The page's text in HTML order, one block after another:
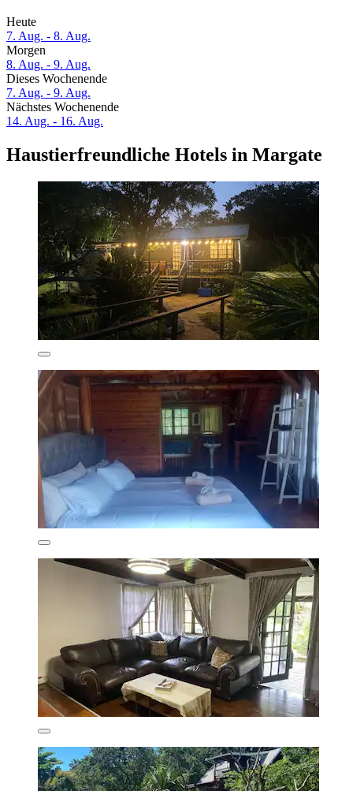
Heute
7. Aug. - 8. Aug.
Morgen
8. Aug. - 9. Aug.
Dieses Wochenende
7. Aug. - 9. Aug.
Nächstes Wochenende
14. Aug. - 16. Aug.
Haustierfreundliche Hotels in Margate